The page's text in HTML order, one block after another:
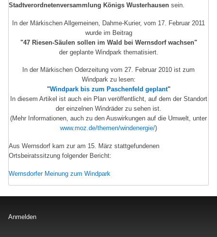
Stadtverordnetenversammlung Königs Wusterhausensein.
In der Märkischen Allgemeinen, Dahme-Kurier, vom 17. Februar 2011
wurde im Beitrag
"47 Riesen-Säulen sollen im Wald bei Wernsdorf wachsen"
der geplante Windpark thematisiert.
In der Märkischen Oderzeitung vom 27. Februar 2010 ist zum
Windpark zu lesen:
"Windpark bis zum Paschenfeld geplant"
In diesem Artikel ist auch ein Plan veröffentlicht, auf dem der Standort
der einzelnen Windräder zu sehen ist.
(Mehr Informationen, auch zu den Auswirkungen auf die Umwelt, unter
www.moz.de/themen/windenergie/)
Aus Wernsdorf kam zur am 15. März stattgefundenen
Ortsbeiratssitzung folgender Bericht:
Wernsdorfer Meinung zum Windpark
Anmelden